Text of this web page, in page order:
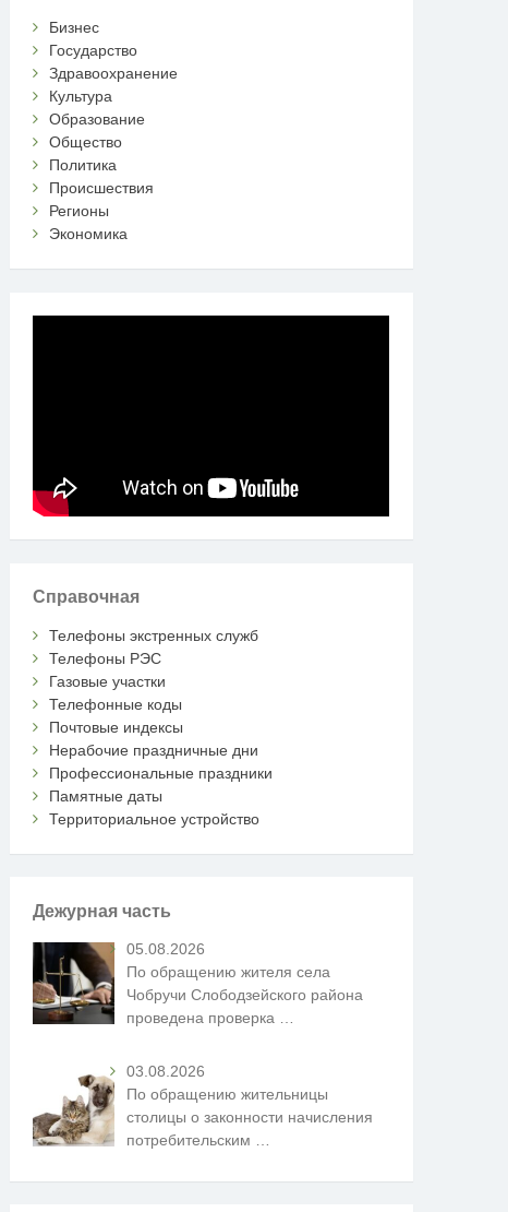
Бизнес
Государство
Здравоохранение
Культура
Образование
Общество
Политика
Происшествия
Регионы
Экономика
Справочная
Телефоны экстренных служб
Телефоны РЭС
Газовые участки
Телефонные коды
Почтовые индексы
Нерабочие праздничные дни
Профессиональные праздники
Памятные даты
Территориальное устройство
Дежурная часть
05.08.2026
По обращению жителя села
Чобручи Слободзейского района
проведена проверка …
03.08.2026
По обращению жительницы
столицы о законности начисления
потребительским